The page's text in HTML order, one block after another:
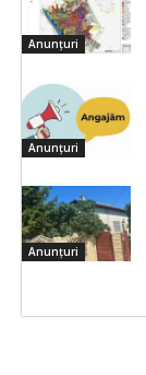
Anunțuri
Anunțuri
Anunțuri